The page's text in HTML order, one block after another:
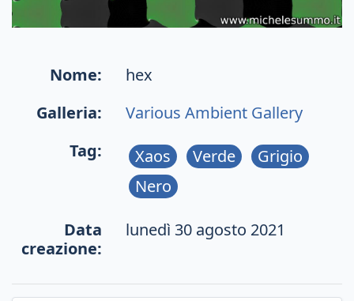
Nome:
hex
Galleria:
Various Ambient Gallery
Tag:
Xaos Verde
Grigio
Nero
Data
creazione:
lunedì 30 agosto 2021